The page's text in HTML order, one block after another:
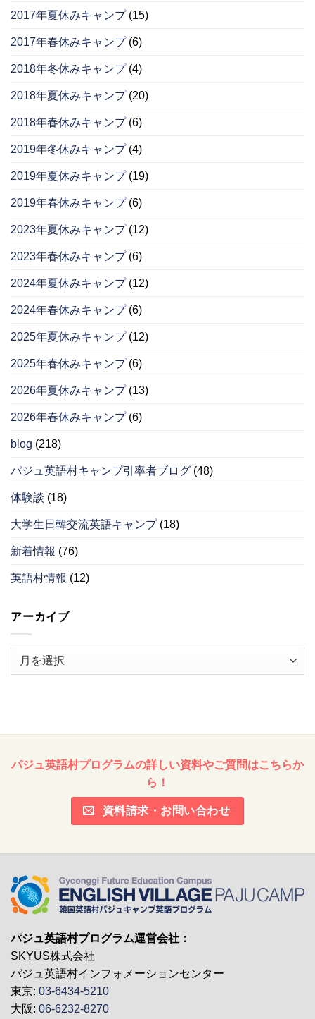
2017年夏休みキャンプ(15)
2017年春休みキャンプ(6)
2018年冬休みキャンプ(4)
2018年夏休みキャンプ(20)
2018年春休みキャンプ(6)
2019年冬休みキャンプ(4)
2019年夏休みキャンプ(19)
2019年春休みキャンプ(6)
2023年夏休みキャンプ(12)
2023年春休みキャンプ(6)
2024年夏休みキャンプ(12)
2024年春休みキャンプ(6)
2025年夏休みキャンプ(12)
2025年春休みキャンプ(6)
2026年夏休みキャンプ(13)
2026年春休みキャンプ(6)
blog (218)
パジュ英語村キャンプ引率者ブログ (48)
体験談 (18)
大学生日韓交流英語キャンプ(18)
新着情報 (76)
英語村情報 (12)
アーカイブ
パジュ英語村プログラムの詳しい資料やご質問はこちらか
ら！
資料請求・お問い合わせ
パジュ英語村プログラム運営会社：
SKYUS株式会社
パジュ英語村インフォメーションセンター
東京: 03-6434-5210
大阪: 06-6232-8270